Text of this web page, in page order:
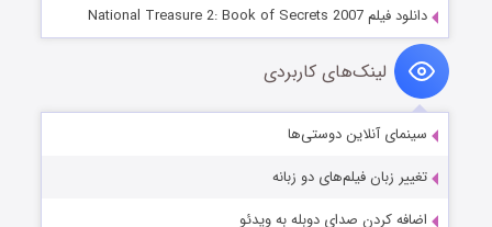
دانلود فیلم National Treasure 2: Book of Secrets 2007
لینک‌های کاربردی
سینمای آنلاین دوستی‌ها
تغییر زبان فیلم‌های دو زبانه
اضافه کردن صدای دوبله به ویدئو